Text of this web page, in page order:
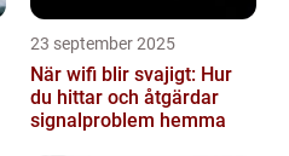
23 september 2025
När wifi blir svajigt: Hur
du hittar och åtgärdar
signalproblem hemma